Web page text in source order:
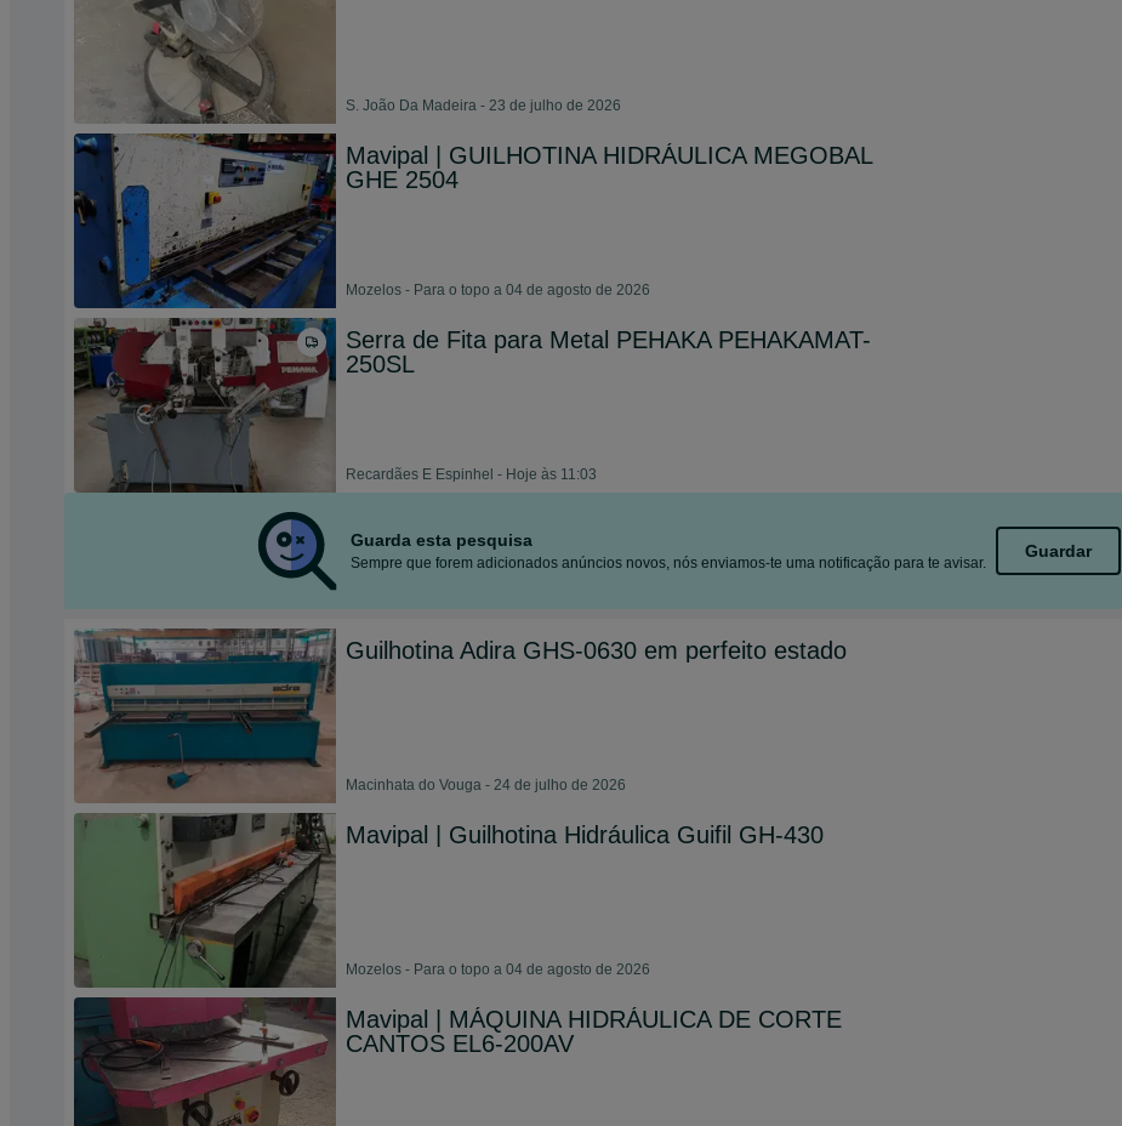
S. João Da Madeira - 23 de julho de 2026
Mavipal | GUILHOTINA HIDRÁULICA MEGOBAL
GHE 2504
Mozelos - Para o topo a 04 de agosto de 2026
Serra de Fita para Metal PEHAKA PEHAKAMAT-
250SL
Recardães E Espinhel - Hoje às 11:03
Guarda esta pesquisa
Sempre que forem adicionados anúncios novos, nós enviamos-te uma notificação para te avisar.
Guardar
Guilhotina Adira GHS-0630 em perfeito estado
Macinhata do Vouga - 24 de julho de 2026
Mavipal | Guilhotina Hidráulica Guifil GH-430
Mozelos - Para o topo a 04 de agosto de 2026
Mavipal | MÁQUINA HIDRÁULICA DE CORTE
CANTOS EL6-200AV